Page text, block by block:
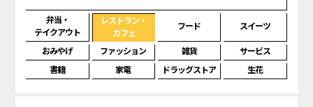
弁当・
テイクアウト
レストラン・
カフェ
フード スイーツ
おみやげ ファッション 雑貨
サービス
書籍
家電 ドラッグストア 生花